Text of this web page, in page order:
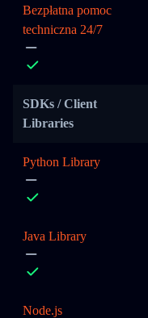
Bezpłatna pomoc
techniczna 24/7
SDKs / Client
Libraries
Python Library
Java Library
Node.js